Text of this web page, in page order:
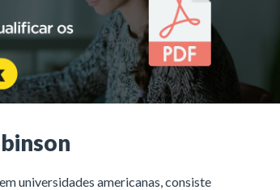
universidades americanas, consiste